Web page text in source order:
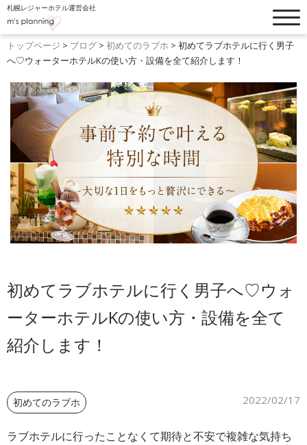
札幌レジャーホテル運営会社
トップぺージ
ホテルリスト
客室・料金一覧
設備・オプション
ウォーターホテルK
お知らせ
フードメニュー
ブログ
よくあるご質問
採用情報
トップページ > ブログ > 初めてのラブホ > 初めてラブホテルに行く男子
へ♡ウォーターホテルKの使い方・設備を全て紹介します！
初めてラブホテルに行く男子へ♡ウォ
ーターホテルKの使い方・設備を全て
紹介します！
初めてのラブホ 2022/02/17
ラブホテルに行ったことなくて期待と不安で複雑な気持ち